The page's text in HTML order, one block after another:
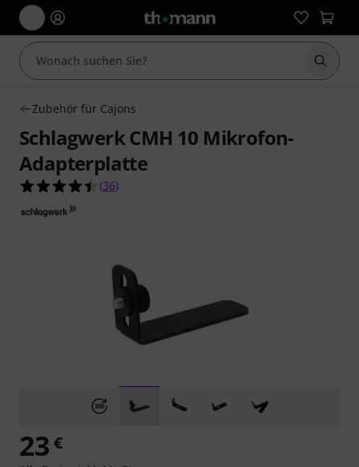
Suche
Zubehör für Cajons
Schlagwerk CMH 10 Mikrofon-
Adapterplatte
4.5 von 5 Sternen aus 36 Kundenbewertungen
(36)
23 €